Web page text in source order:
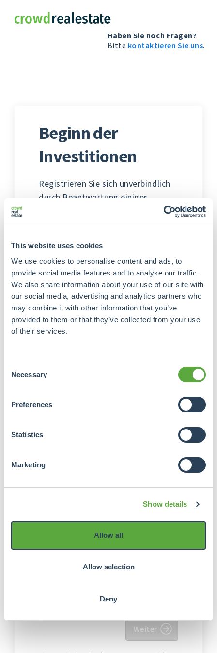
This website uses cookies
We use cookies to personalise content and ads, to
provide social media features and to analyse our traffic.
We also share information about your use of our site with
our social media, advertising and analytics partners who
may combine it with other information that you’ve
provided to them or that they’ve collected from your use
of their services.
Selection
Necessary
Preferences
Statistics
Marketing
Show details
Allow all
Allow selection
Deny
Crowdrealestate
Haben Sie noch Fragen?
Bitte kontaktieren Sie uns.
Beginn der
Investitionen
Registrieren Sie sich unverbindlich
durch Beantwortung einiger
Fragen. In den folgenden Schritten
werden weitere persönliche Daten,
Unternehmensdaten abgefragt.
Wie lautet Ihre E-Mail Adresse?
Bitte geben Sie Ihr Passwort ein

voorwaarden
Crowdrealestate und alle
von Crowdrealestate. Online Payment
Ich stimme denAllgemeine
Crowdrealestate
Geschäftsbedingungen Online-
Weiter